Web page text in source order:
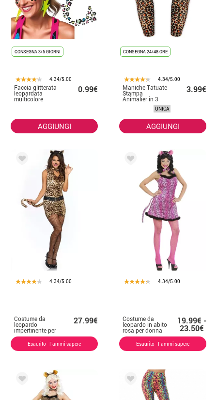
CONSEGNA 3/5 GIORNI
4.34/5.00
Faccia glitterata
leopardata
multicolore
0.99€
AGGIUNGI
CONSEGNA 24/48 ORE
4.34/5.00
Maniche Tatuate
Stampa
Animalier in 3
modelli assortiti
3.99€
UNICA
AGGIUNGI
4.34/5.00
Costume da
leopardo
impertinente per
donna
27.99€
Esaurito - Fammi sapere
4.34/5.00
Costume da
leopardo in abito
rosa per donna
19.99€ -
23.50€
Esaurito - Fammi sapere